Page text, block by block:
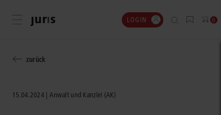
Menü öffnen LOGIN 0
zurück
15.04.2024 Anwalt und Kanzlei (AK)